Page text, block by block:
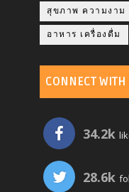
สุขภาพ ความงาม
อาหาร เครื่องดื่ม
CONNECT WITH
34.2k
28.6k